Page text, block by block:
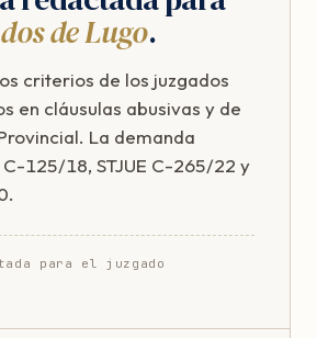
de Lugo.
criterios de los juzgados
en cláusulas abusivas y de
La demanda
C-125/18, STJUE C-265/22 y
para el juzgado